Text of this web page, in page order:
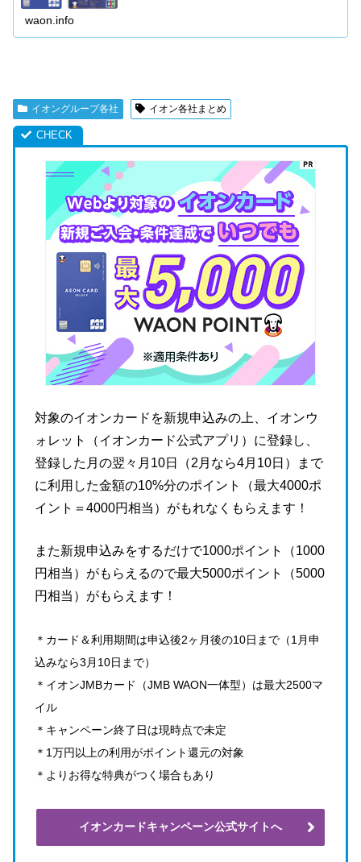
waon.info
イオングループ各社 イオン各社まとめ
対象のイオンカードを新規申込みの上、イオンウ
ォレット（イオンカード公式アプリ）に登録し、
登録した月の翌々月10日（2月なら4月10日）まで
に利用した金額の10%分のポイント（最大4000ポ
イント＝4000円相当）がもれなくもらえます！
また新規申込みをするだけで1000ポイント（1000
円相当）がもらえるので最大5000ポイント（5000
円相当）がもらえます！
＊カード＆利用期間は申込後2ヶ月後の10日まで（1月申
込みなら3月10日まで）
＊イオンJMBカード（JMB WAON一体型）は最大2500マ
イル
＊キャンペーン終了日は現時点で未定
＊1万円以上の利用がポイント還元の対象
＊よりお得な特典がつく場合もあり
イオンカードキャンペーン公式サイトへ